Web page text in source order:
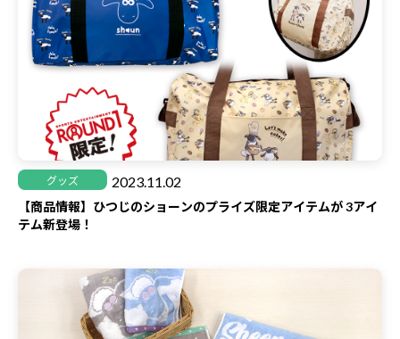
グッズ 2023.11.02
【商品情報】ひつじのショーンのプライズ限定アイテムが 3アイ
テム新登場！